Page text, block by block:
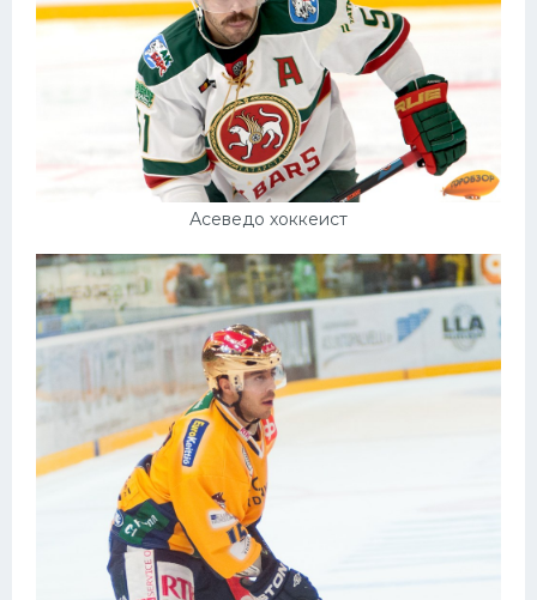
Асеведо хоккеист